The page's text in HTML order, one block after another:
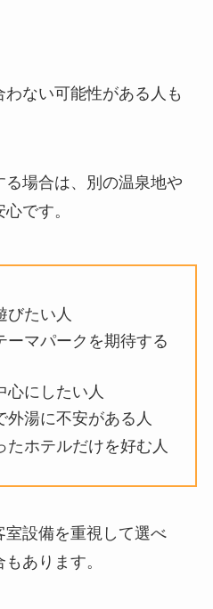
ない可能性がある人も
場合は、別の温泉地や
です。
びたい人
ーマパークを期待する
心にしたい人
外湯に不安がある人
たホテルだけを好む人
設備を重視して選べ
あります。